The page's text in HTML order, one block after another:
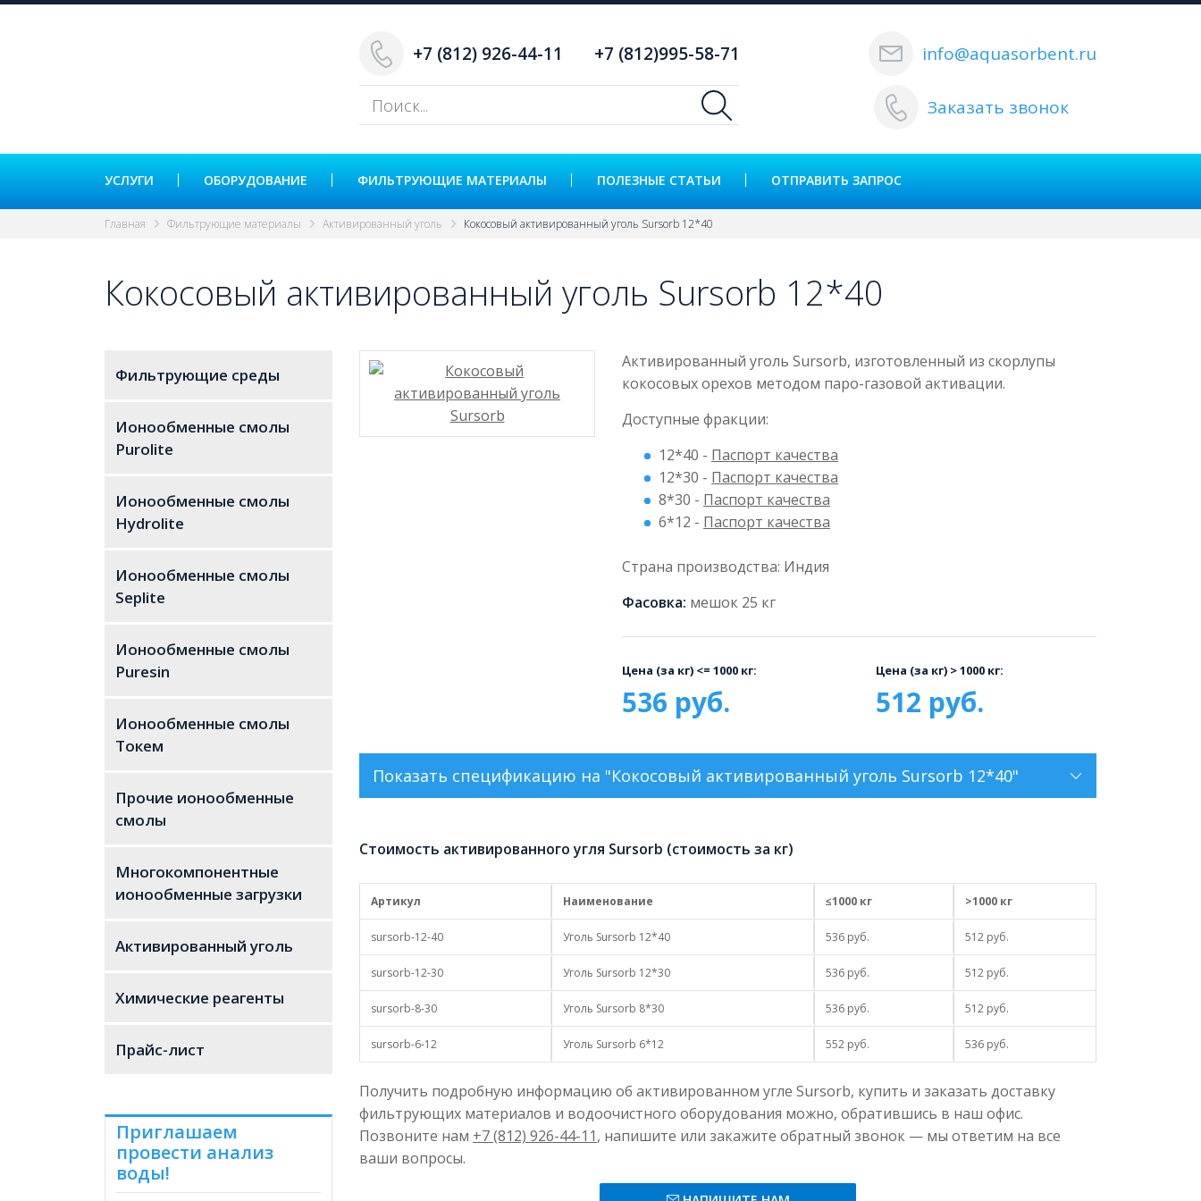
+7 (812) 926-44-11 +7 (812)995-58-71 info@aquasorbent.ru
Заказать звонок
УСЛУГИ ОБОРУДОВАНИЕ ФИЛЬТРУЮЩИЕ МАТЕРИАЛЫ ПОЛЕЗНЫЕ СТАТЬИ ОТПРАВИТЬ ЗАПРОС
Главная Фильтрующие материалы Активированный уголь Кокосовый активированный уголь Sursorb 12*40
Кокосовый активированный уголь Sursorb 12*40
Активированный уголь Sursorb, изготовленный из скорлупы
кокосовых орехов методом паро-газовой активации.
Доступные фракции:
12*40 - Паспорт качества
12*30 - Паспорт качества
8*30 - Паспорт качества
6*12 - Паспорт качества
Страна производства: Индия
Фасовка: мешок 25 кг
Цена (за кг) <= 1000 кг:
536 руб.
Цена (за кг) > 1000 кг:
512 руб.
Показать спецификацию на "Кокосовый активированный уголь Sursorb 12*40"
Внешний вид
Насыпная плотность, г/см не менее 0,460
Влажность, % не более 5
Адсорбция (СТС), % не менее 55 не менее 55
Зола, %, не более не более 3
Прочность, % не менее 98
pH значение 9–11
Йодное число, мг/г, не менее не менее 1150
Стоимость активированного угля Sursorb (стоимость за кг)
Артикул Наименование ≤1000 кг >1000 кг
sursorb-12-40 Уголь Sursorb 12*40 536 руб. 512 руб.
sursorb-12-30 Уголь Sursorb 12*30 536 руб. 512 руб.
sursorb-8-30 Уголь Sursorb 8*30 536 руб. 512 руб.
sursorb-6-12 Уголь Sursorb 6*12 552 руб. 536 руб.
Получить подробную информацию об активированном угле Sursorb, купить и заказать доставку
фильтрующих материалов и водоочистного оборудования можно, обратившись в наш офис.
Позвоните нам +7 (812) 926-44-11, напишите или закажите обратный звонок — мы ответим на все
ваши вопросы.
Фильтрующие среды
Ионообменные смолы
Purolite
Ионообменные смолы
Hydrolite
Ионообменные смолы
Seplite
Ионообменные смолы
Puresin
Ионообменные смолы
Токем
Прочие ионообменные
смолы
Многокомпонентные
ионообменные загрузки
Активированный уголь
Химические реагенты
Прайс-лист
Приглашаем
провести анализ
воды!